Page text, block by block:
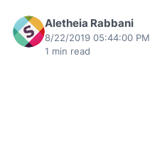
Aletheia Rabbani
8/22/2019 05:44:00 PM
1 min read